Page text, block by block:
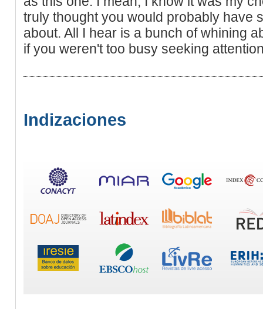
truly thought you would probably have
about. All I hear is a bunch of whining
if you weren't too busy seeking
Indizaciones